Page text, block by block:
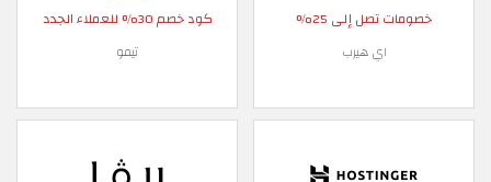
خصومات تصل إلى 25%
اي هيرب
كود خصم 30% للعملاء الجدد
تيمو